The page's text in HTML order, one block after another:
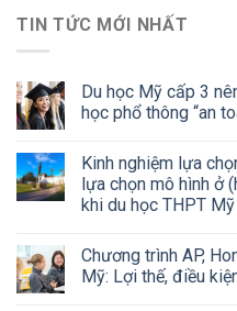
TIN TỨC MỚI NHẤT
Du học Mỹ cấp 3
học phổ thông “an
Kinh nghiệm lựa
lựa chọn mô hình ở
khi du học THPT Mỹ
Chương trình AP,
Mỹ: Lợi thế, điều